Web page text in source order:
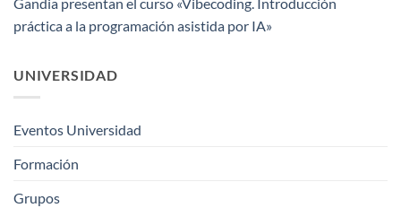
Gandia presentan el curso «Vibecoding. Introducción
práctica a la programación asistida por IA»
UNIVERSIDAD
Eventos Universidad
Formación
Grupos